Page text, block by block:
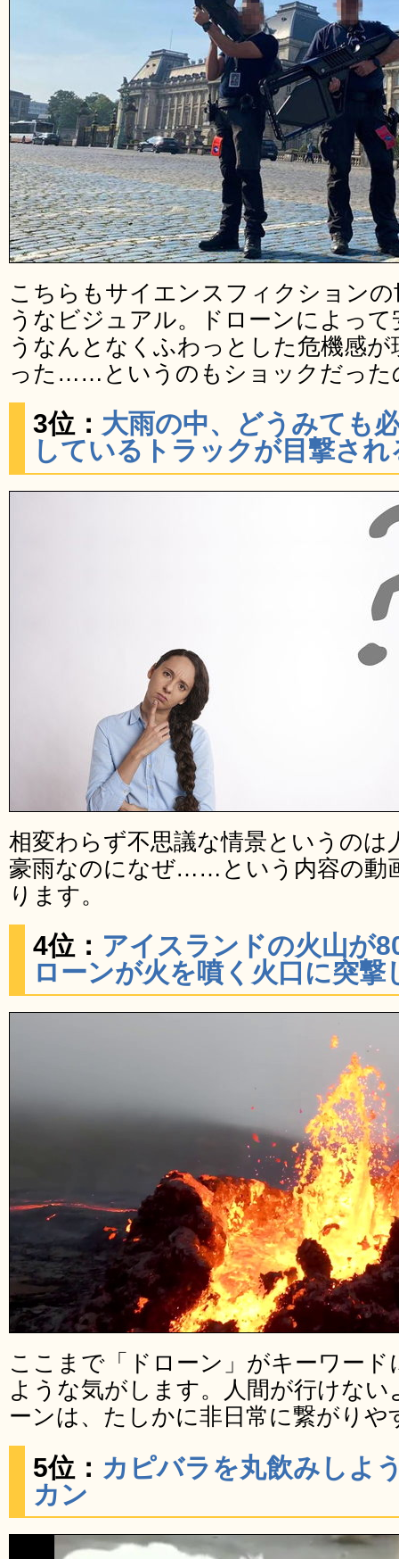
こちらもサイエンスフィクション
うなビジュアル。ドローンによっ
うなんとなくふわっとした危機感
った……というのもショックだった
3位： 大雨の中、どうみても
しているトラックが目撃され
相変わらず不思議な情景というのは
豪雨なのになぜ……という内容の動
ります。
4位： アイスランドの火山が
ローンが火を噴く火口に突撃
ここまで「ドローン」がキーワー
ような気がします。人間が行けな
ーンは、たしかに非日常に繋がり
5位： カピバラを丸飲みしよ
カン